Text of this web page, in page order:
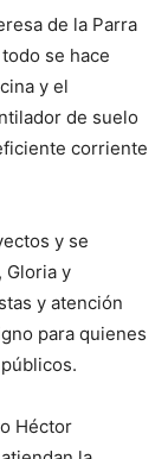
de la Parra
se hace
y el
de suelo
corriente
y se
Gloria y
y atención
para quienes
Héctor